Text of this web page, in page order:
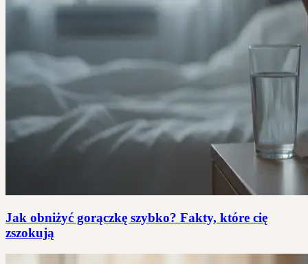
Jak obniżyć gorączkę szybko? Fakty, które cię
zszokują